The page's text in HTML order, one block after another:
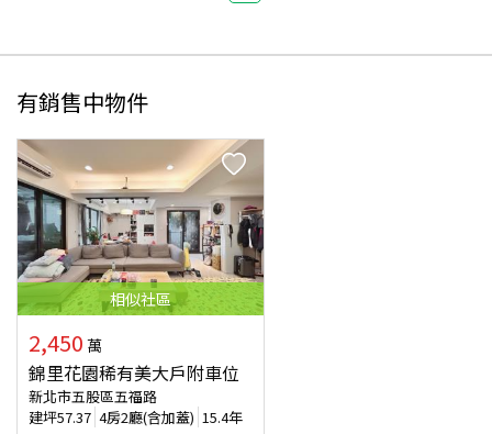
有銷售中物件
相似社區
2,450 萬
錦里花園稀有美大戶附車位
新北市五股區五福路
建坪57.37 4房2廳(含加蓋) 15.4年